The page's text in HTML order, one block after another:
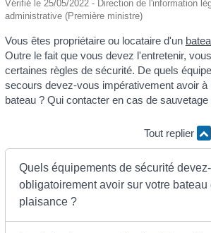
Vérifié le 25/05/2022 - Direction de l'information
administrative (Première ministre)
Vous êtes propriétaire ou locataire d'un
Outre le fait que vous devez l'entretenir,
certaines règles de sécurité. De quels
secours devez-vous impérativement avoir à
bateau ? Qui contacter en cas de
Tout replier
Quels équipements de sécurité
obligatoirement avoir sur votre bateau
plaisance ?